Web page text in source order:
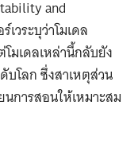
and
วระบุว่าโมเดล
มเดลเหล่านี้กลับยัง
บโลก ซึ่งสาเหตุส่วน
นการสอนให้เหมาะสม